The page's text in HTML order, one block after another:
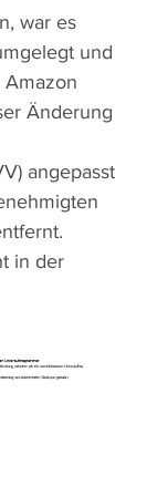
war es
und
Änderung
angepasst
in der